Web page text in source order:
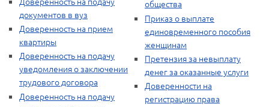
документов в вуз
Доверенность на прием
квартиры
Доверенность на подачу
уведомления о заключении
трудового договора
Доверенность на подачу
общества
Приказ о выплате
единовременного пособия
женщинам
Претензия за невыплату
денег за оказанные услуги
Доверенности на
регистрацию права